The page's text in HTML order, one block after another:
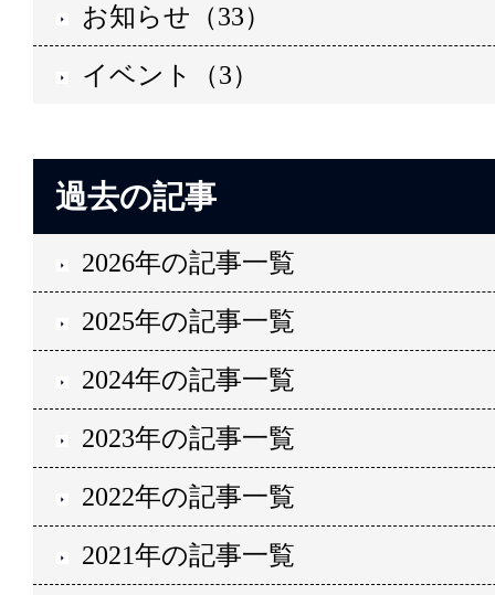
お知らせ（33）
イベント（3）
過去の記事
2026年の記事一覧
2025年の記事一覧
2024年の記事一覧
2023年の記事一覧
2022年の記事一覧
2021年の記事一覧